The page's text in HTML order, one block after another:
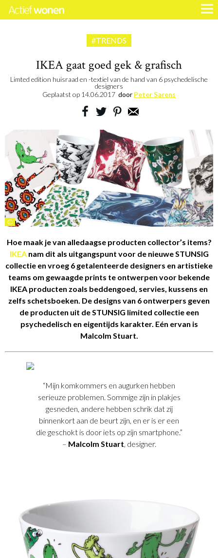
#TRENDS
IKEA gaat goed gek & grafisch
Limted edition huisraad en -textiel van de hand van 6 psychedelische
designers
Geplaatst op 14.06.2017 door Peter Sarens
©
Hoe maak je van alledaagse producten collector’s items?
IKEAnam dit als uitgangspunt voor de nieuwe STUNSIG
collectie en vroeg 6 getalenteerde designers en artistieke
teams om gewaagde prints te ontwerpen voor bekende
IKEA producten zoals beddengoed, servies, kussens en
zelfs schetsboeken. De designs van 6 ontwerpers geven
de producten uit de STUNSIG limited collectie een
psychedelisch en eigentijds karakter. Eén ervan is
Malcolm Stuart.
“Mijn komkommers en augurken hebben
serieuze problemen. Sommige zijn in plakjes
gesneden, andere hebben schrik dat zij
binnenkort aan de beurt zijn, en er is er een
die geschokt is door iets op zijn smartphone.”
– Malcolm Stuart , designer.